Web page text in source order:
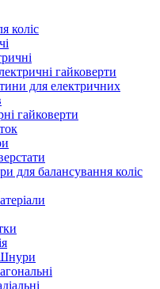
коліс
гайковерти
для електричних
гайковерти
для балансування коліс